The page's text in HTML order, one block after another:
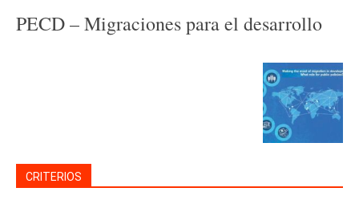
PECD – Migraciones para el desarrollo
CRITERIOS